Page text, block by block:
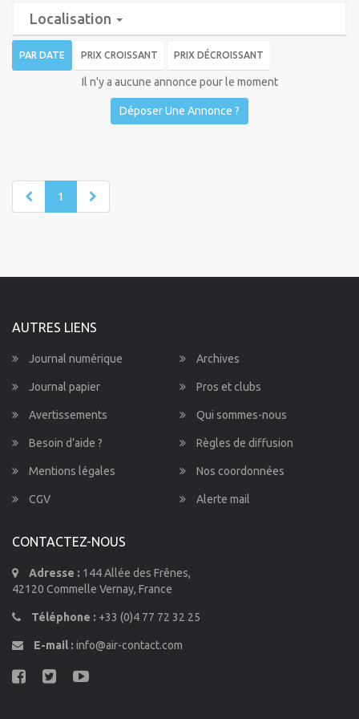
Localisation
PAR DATE PRIX CROISSANT PRIX DÉCROISSANT
Il n'y a aucune annonce pour le moment
Déposer Une Annonce ?
1
AUTRES LIENS
Journal numérique Archives
Journal papier Pros et clubs
Avertissements Qui sommes-nous
Besoin d’aide ? Règles de diffusion
Mentions légales Nos coordonnées
CGV Alerte mail
CONTACTEZ-NOUS
Adresse : 144 Allée des Frênes,
42120 Commelle Vernay, France
Téléphone : +33 (0)4 77 72 32 25
E-mail : info@air-contact.com